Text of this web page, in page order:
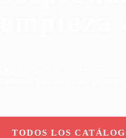
TODOS LOS